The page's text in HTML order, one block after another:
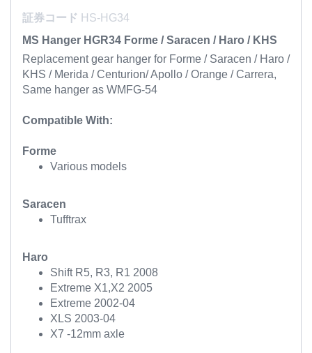
証券コード HS-HG34
MS Hanger HGR34 Forme / Saracen / Haro / KHS
Replacement gear hanger for Forme / Saracen / Haro /
KHS / Merida / Centurion/ Apollo / Orange / Carrera,
Same hanger as WMFG-54
Compatible With:
Forme
Various models
Saracen
Tufftrax
Haro
Shift R5, R3, R1 2008
Extreme X1,X2 2005
Extreme 2002-04
XLS 2003-04
X7 -12mm axle